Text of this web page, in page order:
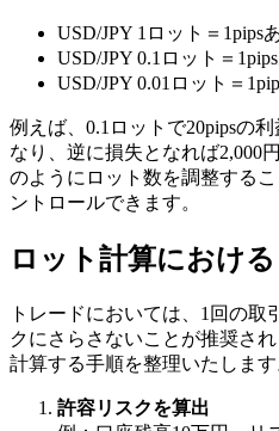
USD/JPY 1ロット＝1pips
USD/JPY 0.1ロット＝
USD/JPY 0.01ロット＝
例えば、0.1ロットで20pipsの
なり、逆に損失となれば2,000
のようにロット数を調整する
ントロールできます。
ロット計算におけ
トレードにおいては、1回の取
クにさらさないことが推奨さ
計算する手順を整理いたします
許容リスクを算出